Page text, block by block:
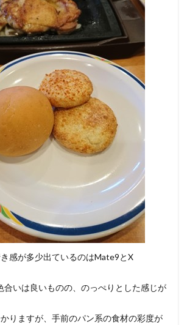
感が多少出ているのはMate9とX
合いは良いものの、のっぺりとした感じが
りますが、手前のパン系の食材の彩度が